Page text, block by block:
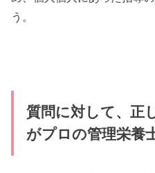
う。
質問に対して、正
がプロの管理栄養